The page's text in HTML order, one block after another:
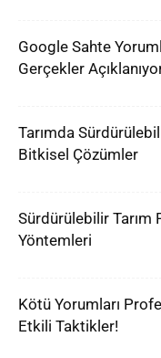
Google Sahte
Gerçekler
Tarımda
Bitkisel Çözümler
Sürdürülebilir Tarım
Yöntemleri
Kötü Yorumları
Etkili Taktikler!